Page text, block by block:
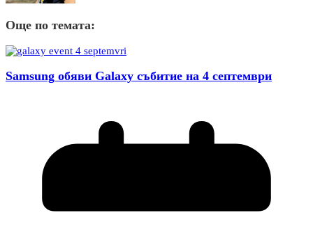
Още по темата:
Samsung обяви Galaxy събитие на 4 септември